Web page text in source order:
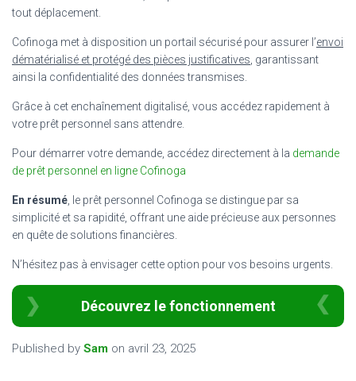
tout déplacement.
Cofinoga met à disposition un portail sécurisé pour assurer l’envoi
dématérialisé et protégé des pièces justificatives , garantissant
ainsi la confidentialité des données transmises.
Grâce à cet enchaînement digitalisé, vous accédez rapidement à
votre prêt personnel sans attendre.
Pour démarrer votre demande, accédez directement à la demande
de prêt personnel en ligne Cofinoga
En résumé , le prêt personnel Cofinoga se distingue par sa
simplicité et sa rapidité, offrant une aide précieuse aux personnes
en quête de solutions financières.
N’hésitez pas à envisager cette option pour vos besoins urgents.
Découvrez le fonctionnement
Published by Sam on avril 23, 2025